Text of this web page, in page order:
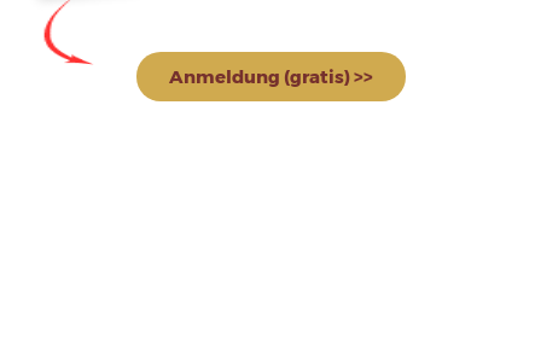
Anmeldung (gratis) >>